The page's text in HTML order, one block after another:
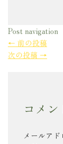
Post navigation
← 前の投稿
次の投稿 →
コメン
メールアド